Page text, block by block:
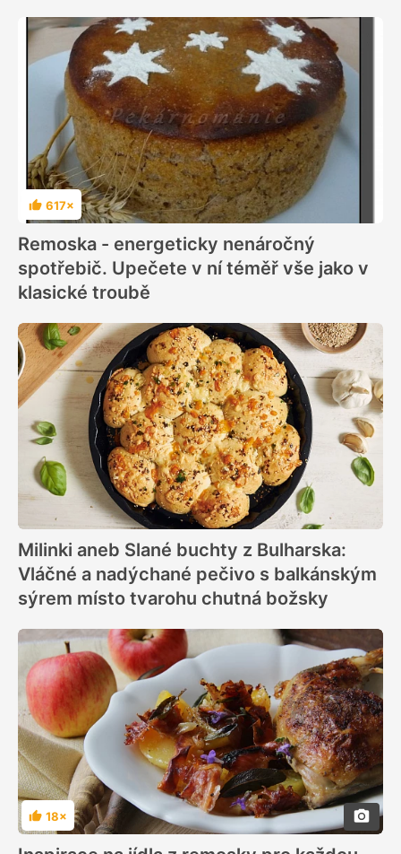
Hodnocení
617×
Remoska - energeticky nenáročný
spotřebič. Upečete v ní téměř vše jako v
klasické troubě
Milinki aneb Slané buchty z Bulharska:
Vláčné a nadýchané pečivo s balkánským
sýrem místo tvarohu chutná božsky
Hodnocení
18×